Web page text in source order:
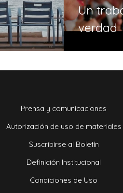
Un
verdad
Prensa y comunicaciones
Autorización de uso de materiales
Suscribirse al Boletín
Definición Institucional
Condiciones de Uso